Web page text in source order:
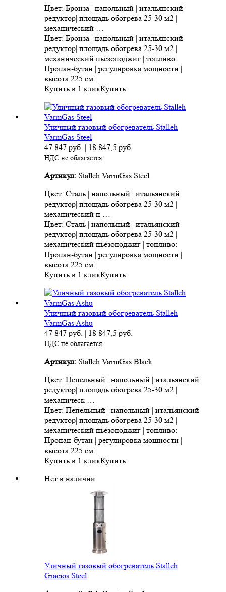
Цвет: Бронза | напольный | итальянский
редуктор| площадь обогрева 25-30 м2 |
механический …
Цвет: Бронза | напольный | итальянский
редуктор| площадь обогрева 25-30 м2 |
механический пьезоподжиг | топливо:
Пропан-бутан | регулировка мощности |
высота 225 см.
Купить в 1 кликКупить
Уличный газовый обогреватель Stalleh
VarmGas Steel
47 847 руб. | 18 847,5 руб.
НДС не облагается
Артикул: Stalleh VarmGas Steel
Цвет: Сталь | напольный | итальянский
редуктор| площадь обогрева 25-30 м2 |
механический п …
Цвет: Сталь | напольный | итальянский
редуктор| площадь обогрева 25-30 м2 |
механический пьезоподжиг | топливо:
Пропан-бутан | регулировка мощности |
высота 225 см.
Купить в 1 кликКупить
Уличный газовый обогреватель Stalleh
VarmGas Ashu
47 847 руб. | 18 847,5 руб.
НДС не облагается
Артикул: Stalleh VarmGas Black
Цвет: Пепельный | напольный | итальянский
редуктор| площадь обогрева 25-30 м2 |
механическ …
Цвет: Пепельный | напольный | итальянский
редуктор| площадь обогрева 25-30 м2 |
механический пьезоподжиг | топливо:
Пропан-бутан | регулировка мощности |
высота 225 см.
Купить в 1 кликКупить
Нет в наличии
Уличный газовый обогреватель Stalleh
Gracios Steel